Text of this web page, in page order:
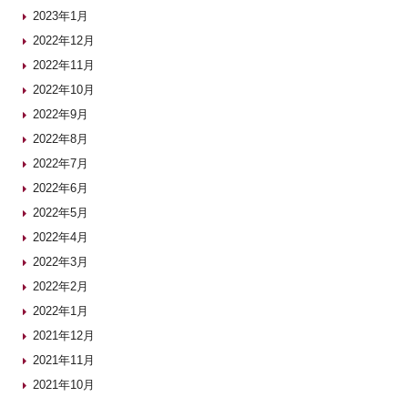
2023年1月
2022年12月
2022年11月
2022年10月
2022年9月
2022年8月
2022年7月
2022年6月
2022年5月
2022年4月
2022年3月
2022年2月
2022年1月
2021年12月
2021年11月
2021年10月